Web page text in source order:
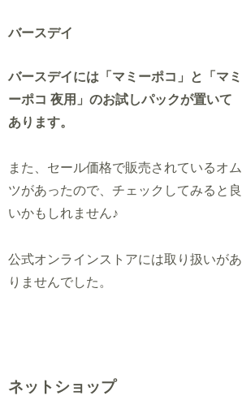
バースデイ
バースデイには「マミーポコ」と「マミ
ーポコ 夜用」のお試しパックが置いて
あります。
また、セール価格で販売されているオム
ツがあったので、チェックしてみると良
いかもしれません♪
公式オンラインストアには取り扱いがあ
りませんでした。
ネットショップ